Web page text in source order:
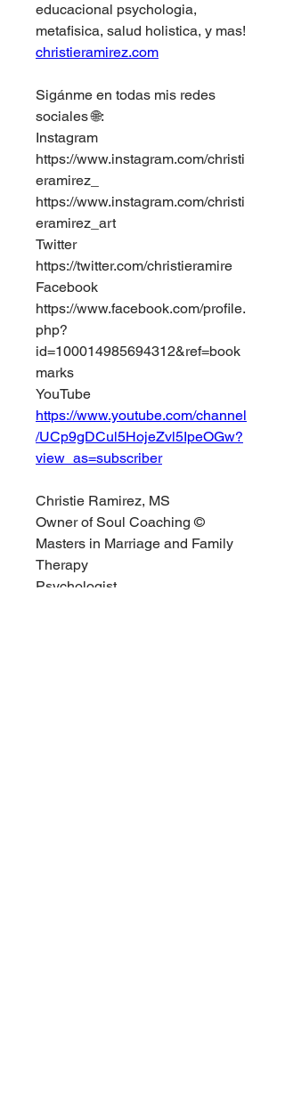
educacional psychologia,
metafisica, salud holistica, y mas!
christieramirez.com
Sigánme en todas mis redes
sociales 🌐: ⁣⁣
Instagram
https://www.instagram.com/christi
eramirez_
https://www.instagram.com/christi
eramirez_art
Twitter
https://twitter.com/christieramire
Facebook
https://www.facebook.com/profile.
php?
id=100014985694312&ref=book
marks
YouTube
https://www.youtube.com/channel
/UCp9gDCul5HojeZvl5IpeOGw?
view_as=subscriber
Christie Ramirez, MS
Owner of Soul Coaching ©
Masters in Marriage and Family
Therapy
Psychologist